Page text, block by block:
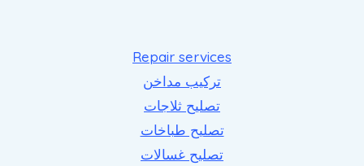
Repair services
تركيب مداخن
تصليح ثلاجات
تصليح طباخات
تصليح غسالات